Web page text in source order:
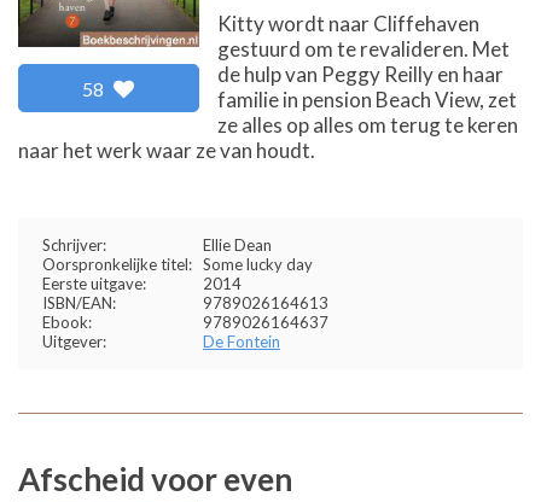
58
Kitty wordt naar Cliffehaven
gestuurd om te revalideren. Met
de hulp van Peggy Reilly en haar
familie in pension Beach View, zet
ze alles op alles om terug te keren
naar het werk waar ze van houdt.
Schrijver:
Ellie Dean
Oorspronkelijke titel: Some lucky day
Eerste uitgave:
2014
ISBN/EAN:
9789026164613
Ebook:
9789026164637
Uitgever:
De Fontein
Afscheid voor even